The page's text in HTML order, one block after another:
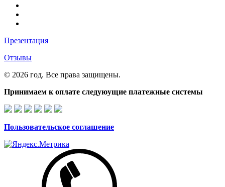
Презентация
Отзывы
© 2026 год. Все права защищены.
Принимаем к оплате следуюущие платежные системы
Пользовательское соглашение